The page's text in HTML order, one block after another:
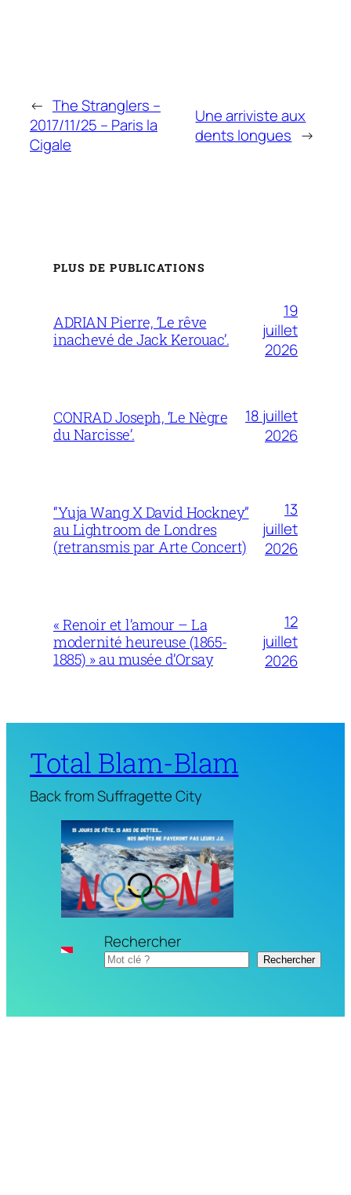
← The Stranglers –
2017/11/25 – Paris la
Cigale
Une arriviste aux
dents longues →
PLUS DE PUBLICATIONS
ADRIAN Pierre, ‘Le rêve
inachevé de Jack Kerouac’.
19
juillet
2026
CONRAD Joseph, ‘Le Nègre
du Narcisse’.
18 juillet
2026
“Yuja Wang X David Hockney”
au Lightroom de Londres
(retransmis par Arte Concert)
13
juillet
2026
« Renoir et l’amour – La
modernité heureuse (1865-
1885) » au musée d’Orsay
12
juillet
2026
Total Blam-Blam
Back from Suffragette City
Rechercher
Rechercher